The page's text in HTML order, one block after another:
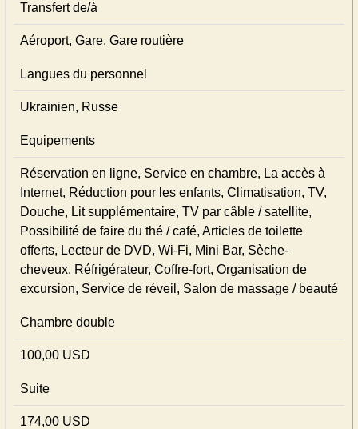
Transfert de/à
Aéroport, Gare, Gare routière
Langues du personnel
Ukrainien, Russe
Equipements
Réservation en ligne, Service en chambre, La accès à
Internet, Réduction pour les enfants, Climatisation, TV,
Douche, Lit supplémentaire, TV par câble / satellite,
Possibilité de faire du thé / café, Articles de toilette
offerts, Lecteur de DVD, Wi-Fi, Mini Bar, Sèche-
cheveux, Réfrigérateur, Coffre-fort, Organisation de
excursion, Service de réveil, Salon de massage / beauté
Chambre double
100,00 USD
Suite
174,00 USD